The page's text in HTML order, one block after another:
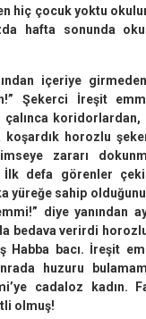
hiç çocuk yoktu
hafta sonunda
içeriye
Şekerci İreşit
çalınca
koşardık horozlu
zararı
İlk defa görenler
yüreğe sahip
diye yanından
bedava verirdi
Habba bacı. İreşit
huzuru
cadaloz kadın.
olmuş!